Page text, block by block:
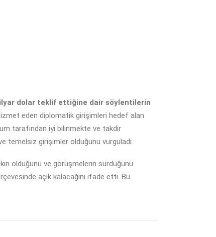
dolar teklif ettiğine dair söylentilerin
eden diplomatik girişimleri hedef alan
tarafından iyi bilinmekte ve takdir
temelsiz girişimler olduğunu vurguladı.
olduğunu ve görüşmelerin sürdüğünü
açık kalacağını ifade etti. Bu